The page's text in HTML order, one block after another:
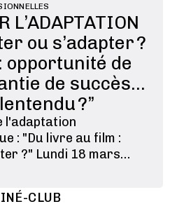
L’ADAPTATION
ou s’adapter ?
opportunité de
de succès...
?”
l'adaptation
: "Du livre au film :
?" Lundi 18 mars
ronde #2 :
de marché,
ou grand malentendu
CLUB